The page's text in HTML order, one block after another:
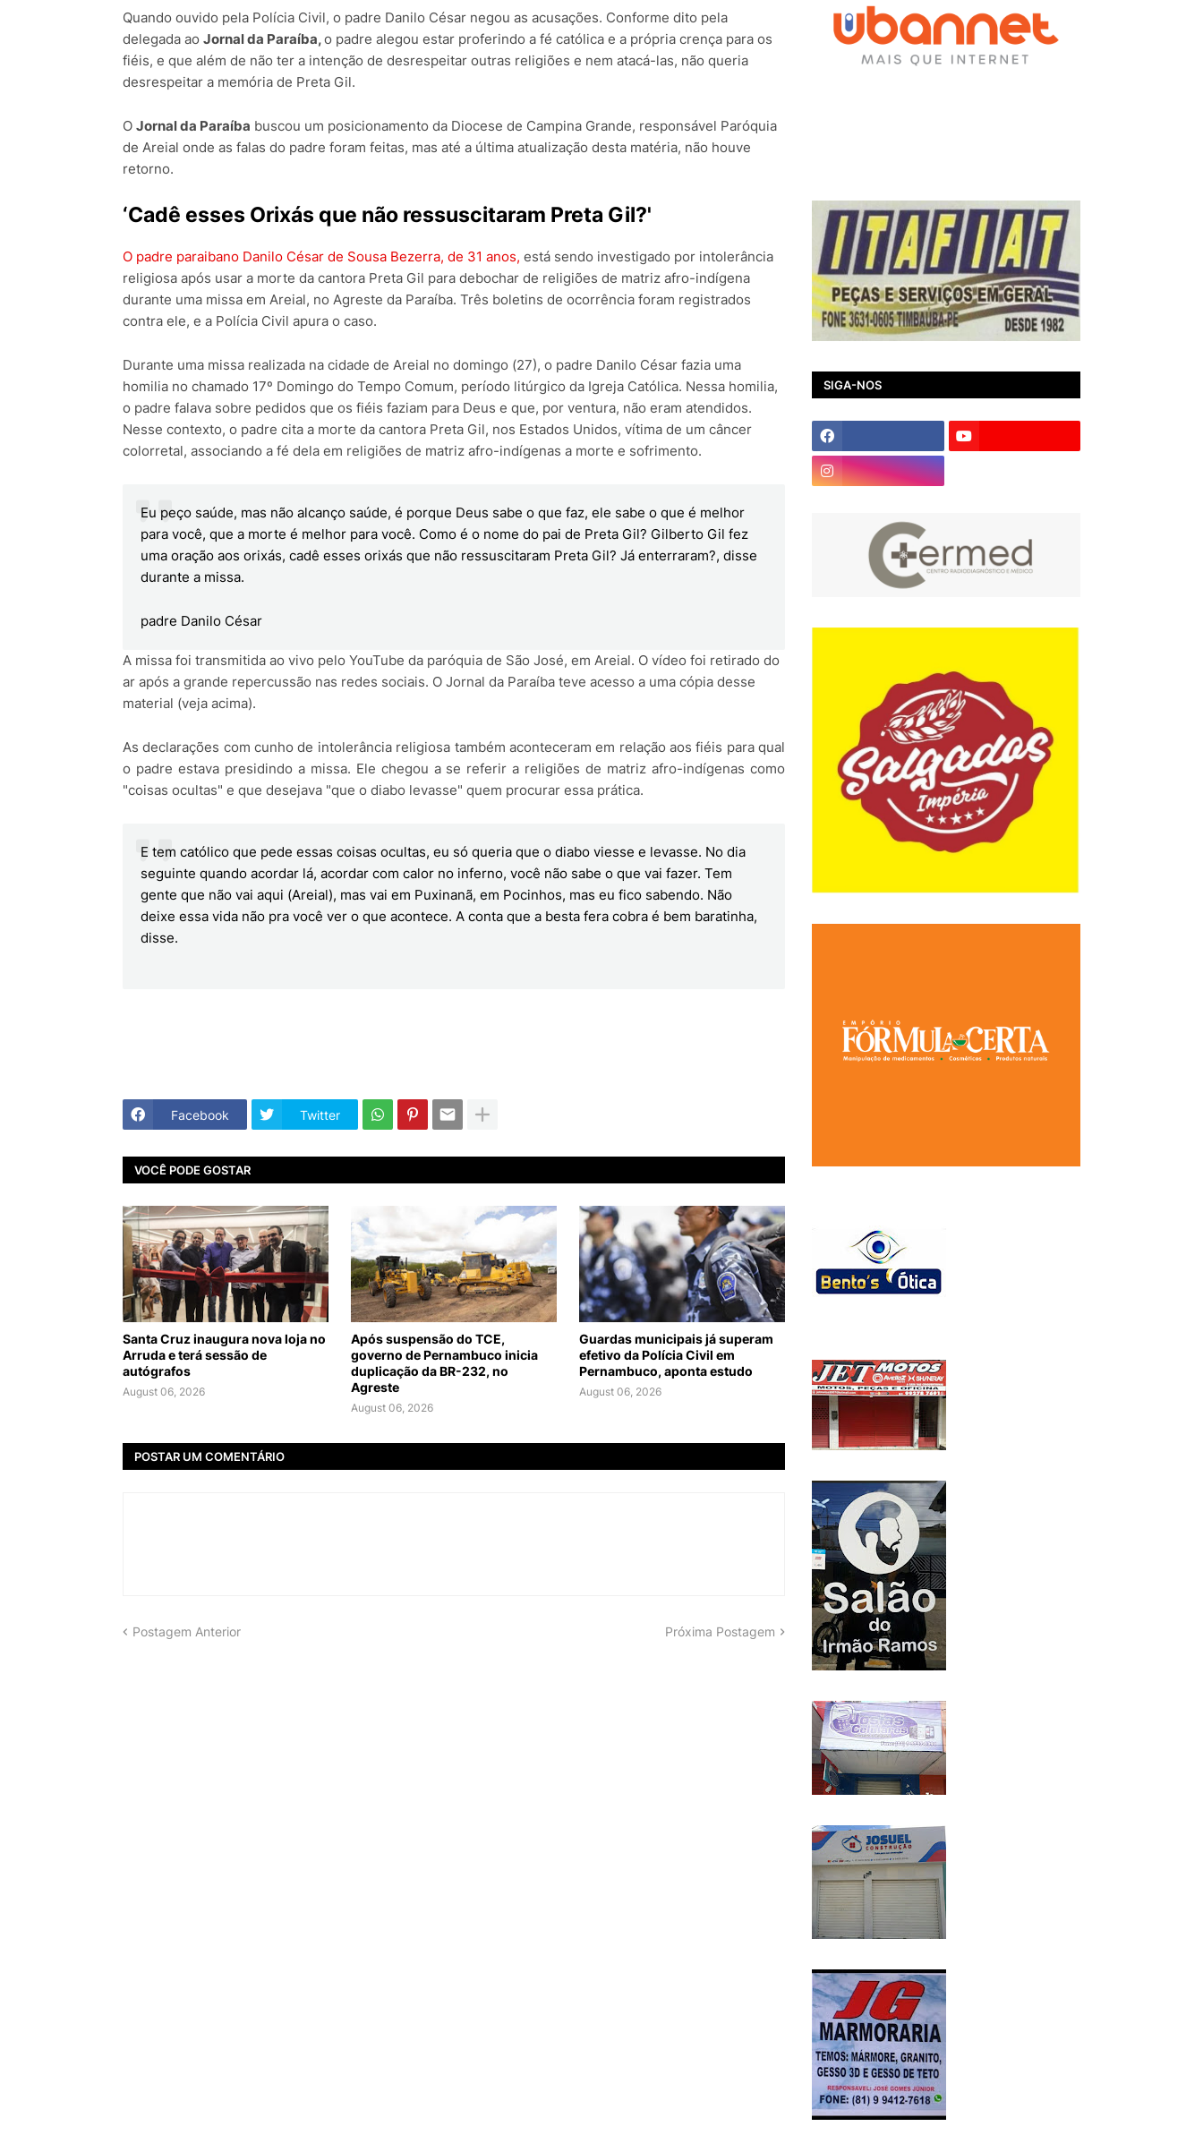
Quando ouvido pela Polícia Civil, o padre Danilo César negou as acusações. Conforme dito pela
delegada ao Jornal da Paraíba,o padre alegou estar proferindo a fé católica e a própria crença para os
fiéis, e que além de não ter a intenção de desrespeitar outras religiões e nem atacá-las, não queria
desrespeitar a memória de Preta Gil.
O Jornal da Paraíba buscou um posicionamento da Diocese de Campina Grande, responsável Paróquia
de Areial onde as falas do padre foram feitas, mas até a última atualização desta matéria, não houve
retorno.
‘Cadê esses Orixás que não ressuscitaram Preta Gil?'
O padre paraibano Danilo César de Sousa Bezerra, de 31 anos, está sendo investigado por intolerância
religiosa após usar a morte da cantora Preta Gil para debochar de religiões de matriz afro-indígena
durante uma missa em Areial, no Agreste da Paraíba. Três boletins de ocorrência foram registrados
contra ele, e a Polícia Civil apura o caso.
Durante uma missa realizada na cidade de Areial no domingo (27), o padre Danilo César fazia uma
homilia no chamado 17º Domingo do Tempo Comum, período litúrgico da Igreja Católica. Nessa homilia,
o padre falava sobre pedidos que os fiéis faziam para Deus e que, por ventura, não eram atendidos.
Nesse contexto, o padre cita a morte da cantora Preta Gil, nos Estados Unidos, vítima de um câncer
colorretal, associando a fé dela em religiões de matriz afro-indígenas a morte e sofrimento.
Eu peço saúde, mas não alcanço saúde, é porque Deus sabe o que faz, ele sabe o que é melhor
para você, que a morte é melhor para você. Como é o nome do pai de Preta Gil? Gilberto Gil fez
uma oração aos orixás, cadê esses orixás que não ressuscitaram Preta Gil? Já enterraram?, disse
durante a missa.
padre Danilo César
A missa foi transmitida ao vivo pelo YouTube da paróquia de São José, em Areial. O vídeo foi retirado do
ar após a grande repercussão nas redes sociais. O Jornal da Paraíba teve acesso a uma cópia desse
material (veja acima).
As declarações com cunho de intolerância religiosa também aconteceram em relação aos fiéis para qual
o padre estava presidindo a missa. Ele chegou a se referir a religiões de matriz afro-indígenas como
"coisas ocultas" e que desejava "que o diabo levasse" quem procurar essa prática.
E tem católico que pede essas coisas ocultas, eu só queria que o diabo viesse e levasse. No dia
seguinte quando acordar lá, acordar com calor no inferno, você não sabe o que vai fazer. Tem
gente que não vai aqui (Areial), mas vai em Puxinanã, em Pocinhos, mas eu fico sabendo. Não
deixe essa vida não pra você ver o que acontece. A conta que a besta fera cobra é bem baratinha,
disse.
Facebook Twitter
VOCÊ PODE GOSTAR
Santa Cruz inaugura nova loja no
Arruda e terá sessão de
autógrafos
August 06, 2026
Após suspensão do TCE,
governo de Pernambuco inicia
duplicação da BR-232, no
Agreste
August 06, 2026
Guardas municipais já superam
efetivo da Polícia Civil em
Pernambuco, aponta estudo
August 06, 2026
POSTAR UM COMENTÁRIO
Postagem Anterior Próxima Postagem
SIGA-NOS